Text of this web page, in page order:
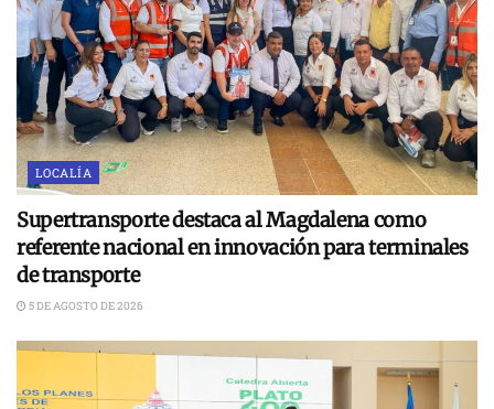
LOCALÍA
Supertransporte destaca al Magdalena como
referente nacional en innovación para terminales
de transporte
5 DE AGOSTO DE 2026